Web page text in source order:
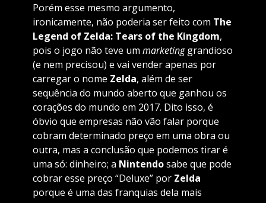
Porém esse mesmo argumento,
ironicamente, não poderia ser feito com The
Legend of Zelda: Tears of the Kingdom,
pois o jogo não teve um marketinggrandioso
(e nem precisou) e vai vender apenas por
carregar o nome Zelda, além de ser
sequência do mundo aberto que ganhou os
corações do mundo em 2017. Dito isso, é
óbvio que empresas não vão falar porque
cobram determinado preço em uma obra ou
outra, mas a conclusão que podemos tirar é
uma só: dinheiro; a Nintendosabe que pode
cobrar esse preço “Deluxe” por Zelda
porque é uma das franquias dela mais